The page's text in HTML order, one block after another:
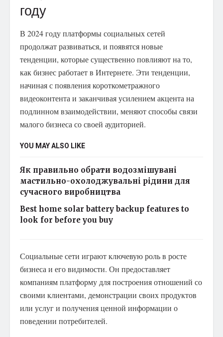
году
В 2024 году платформы социальных сетей
продолжат развиваться, и появятся новые
тенденции, которые существенно повлияют на то,
как бизнес работает в Интернете. Эти тенденции,
начиная с появления короткометражного
видеоконтента и заканчивая усилением акцента на
подлинном взаимодействии, меняют способы связи
малого бизнеса со своей аудиторией.
YOU MAY ALSO LIKE
Як правильно обрати водозмішувані
мастильно-охолоджувальні рідини для
сучасного виробництва
Best home solar battery backup features to
look for before you buy
Социальные сети играют ключевую роль в росте
бизнеса и его видимости. Он предоставляет
компаниям платформу для построения отношений со
своими клиентами, демонстрации своих продуктов
или услуг и получения ценной информации о
поведении потребителей.